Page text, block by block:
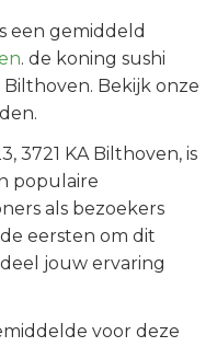
een gemiddeld
. de koning sushi
Bekijk onze
, 3721 KA Bilthoven, is
populaire
als bezoekers
eersten om dit
jouw ervaring
voor deze